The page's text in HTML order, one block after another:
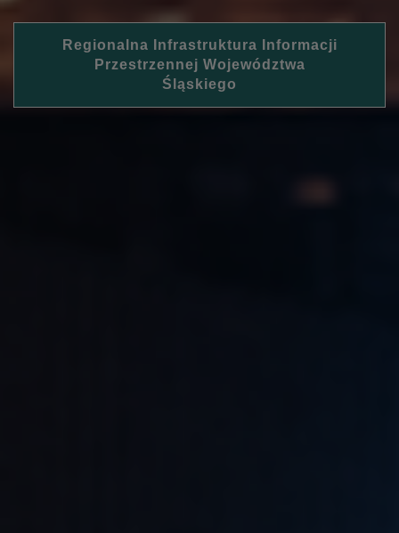
Regionalna Infrastruktura Informacji
Przestrzennej Województwa
Śląskiego